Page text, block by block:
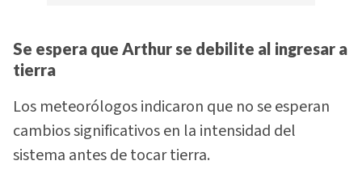
Se espera que Arthur se debilite al ingresar a
tierra
Los meteorólogos indicaron que no se esperan
cambios significativos en la intensidad del
sistema antes de tocar tierra.